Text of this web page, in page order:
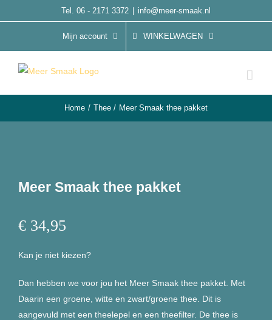
naar
Tel. 06 - 2171 3372 info@meer-smaak.nl
Mijn account WINKELWAGEN
Home Thee Meer Smaak thee pakket
Meer Smaak thee pakket
€34,95
Kan je niet kiezen?
Dan hebben we voor jou het Meer Smaak thee pakket. Met
Daarin een groene, witte en zwart/groene thee. Dit is
aangevuld met een theelepel en een theefilter. De thee is